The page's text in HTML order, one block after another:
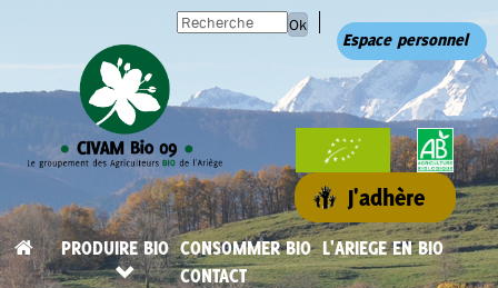
Ok
Espace personnel
J'adhère
PRODUIRE BIO CONSOMMER BIO L'ARIEGE EN BIO
CONTACT